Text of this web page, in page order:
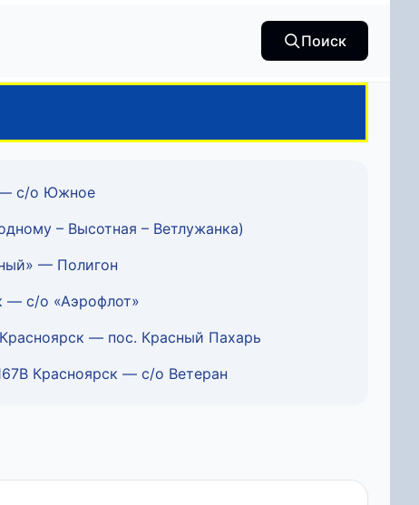
Поиск
с/о Южное
– Высотная – Ветлужанка)
— Полигон
— с/о «Аэрофлот»
— пос. Красный Пахарь
Красноярск — с/о Ветеран